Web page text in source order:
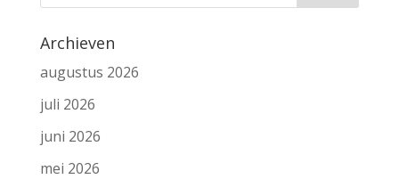
Archieven
augustus 2026
juli 2026
juni 2026
mei 2026